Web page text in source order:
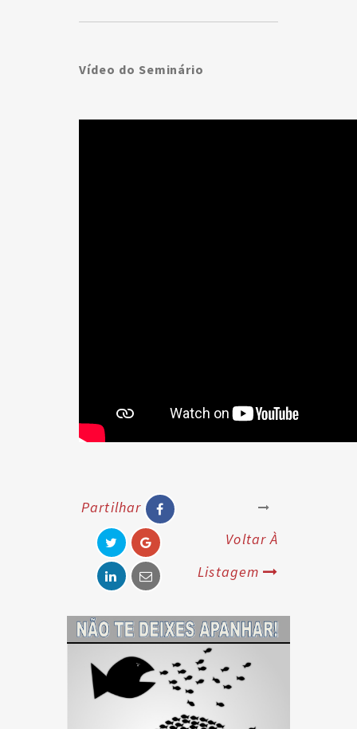
Vídeo do Seminário
Partilhar
Voltar À
Listagem